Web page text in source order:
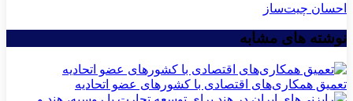
احسان چیت‌ساز
نوشته های مشابه
تعمیق همکاری‌های اقتصادی با کشورهای عضو اتحادیه